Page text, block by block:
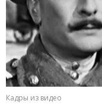
Кадры из видео